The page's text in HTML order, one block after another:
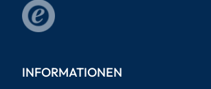
INFORMATIONEN